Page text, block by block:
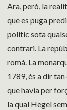
Ara, però, la
que es puga
polític sota
contrari. La
romà. La
1789, és a dir
que havia per
la qual Hegel